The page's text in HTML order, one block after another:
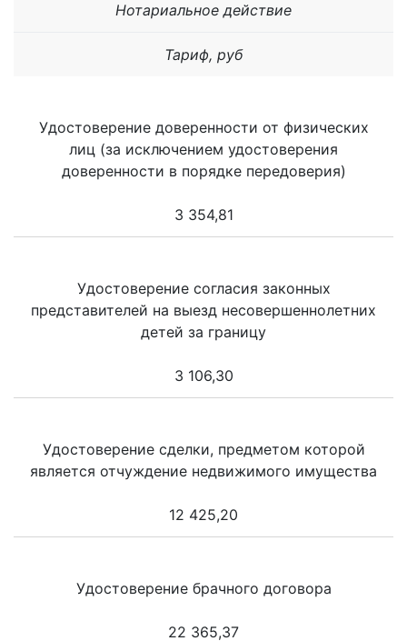
Нотариальное действие
Тариф, руб
Удостоверение доверенности от физических
лиц (за исключением удостоверения
доверенности в порядке передоверия)
3 354,81
Удостоверение согласия законных
представителей на выезд несовершеннолетних
детей за границу
3 106,30
Удостоверение сделки, предметом которой
является отчуждение недвижимого имущества
12 425,20
Удостоверение брачного договора
22 365,37